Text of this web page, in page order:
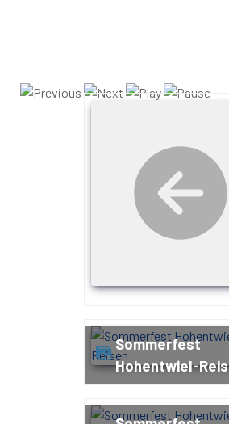
Sommerfest
Hohentwiel-